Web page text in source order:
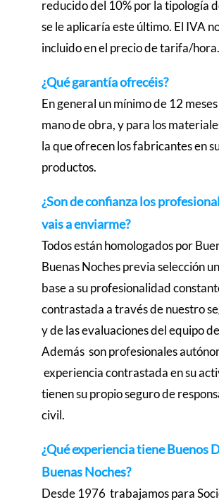
reducido del 10% por la tipología
se le aplicaría este último. El IVA
incluido en el precio de tarifa/hora.
¿Qué garantía ofrecéis?
En general un mínimo de 12
mano de obra, y para los
la que ofrecen los fabricantes en
productos.
¿Son de confianza los
vais a enviarme?
Todos están homologados por
Buenas Noches previa selección
base a su profesionalidad
contrastada a través de nuestro
y de las evaluaciones del equipo
Además son profesionales
experiencia contrastada en su
tienen su propio seguro de
civil.
¿Qué experiencia tiene Buenos
Buenas Noches?
Desde 1976 trabajamos para